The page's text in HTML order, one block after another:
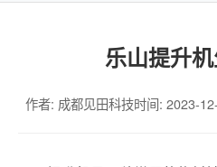
乐山提升
作者: 成都见田科技时间: 2023-